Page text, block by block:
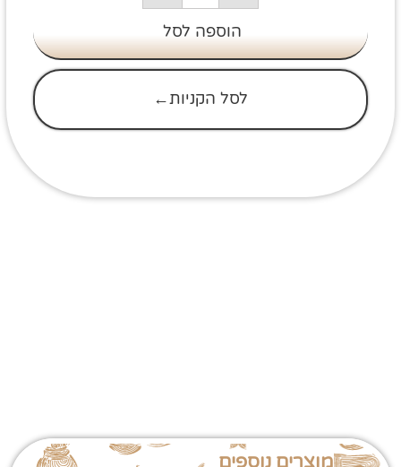
הוספה לסל
לסל הקניות←
מוצרים נוספים